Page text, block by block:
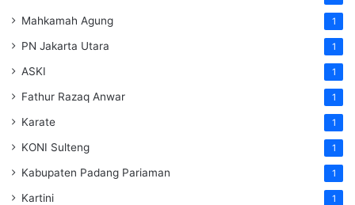
Mahkamah Agung 1
PN Jakarta Utara 1
ASKI 1
Fathur Razaq Anwar 1
Karate 1
KONI Sulteng 1
Kabupaten Padang Pariaman 1
Kartini 1